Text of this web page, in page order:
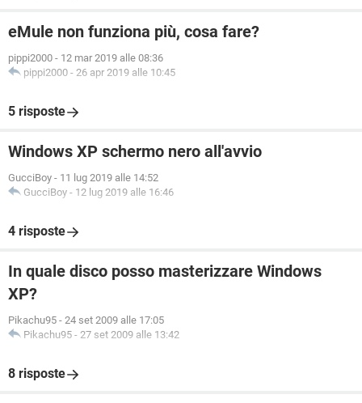
eMule non funziona più, cosa fare?
pippi2000 - 12 mar 2019 alle 08:36
pippi2000 - 26 apr 2019 alle 10:45
5 risposte
Windows XP schermo nero all'avvio
GucciBoy - 11 lug 2019 alle 14:52
GucciBoy - 12 lug 2019 alle 16:46
4 risposte
In quale disco posso masterizzare Windows
XP?
Pikachu95 - 24 set 2009 alle 17:05
Pikachu95 - 27 set 2009 alle 13:42
8 risposte